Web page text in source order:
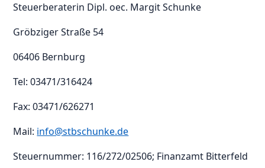
Steuerberaterin Dipl. oec. Margit Schunke
Gröbziger Straße 54
06406 Bernburg
Tel: 03471/316424
Fax: 03471/626271
Mail: info@stbschunke.de
Steuernummer: 116/272/02506; Finanzamt Bitterfeld